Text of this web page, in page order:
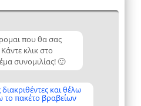
που θα σας
κλικ στο
συνομιλίας! 🙂
και θέλω
πακέτο βραβείων